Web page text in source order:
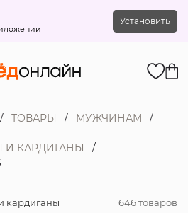
Установить
ТОВАРЫ
МУЖЧИНАМ
И КАРДИГАНЫ
кардиганы 646 товаров